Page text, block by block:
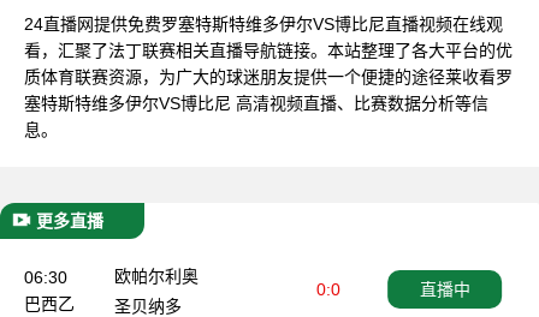
24直播网提供免费罗塞特斯特维多伊尔VS博比尼直播视频在线观
看，汇聚了法丁联赛相关直播导航链接。本站整理了各大平台的优
质体育联赛资源，为广大的球迷朋友提供一个便捷的途径莱收看罗
塞特斯特维多伊尔VS博比尼 高清视频直播、比赛数据分析等信
息。
更多直播
06:30
巴西乙
欧帕尔利奥
0:0
圣贝纳多
直播中